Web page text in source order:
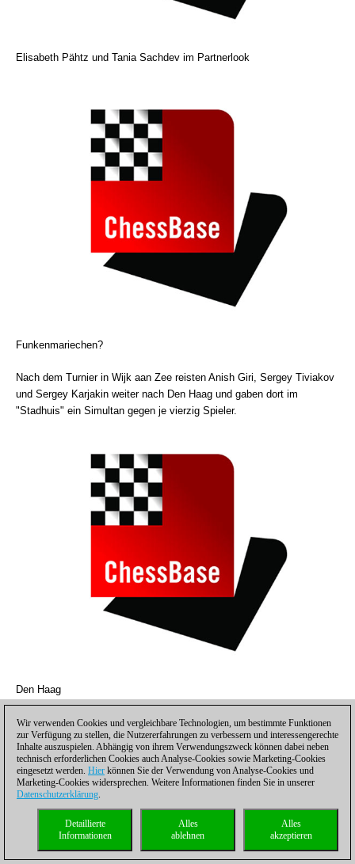
Elisabeth Pähtz und Tania Sachdev im Partnerlook
Funkenmariechen?
Nach dem Turnier in Wijk aan Zee reisten Anish Giri, Sergey Tiviakov
und Sergey Karjakin weiter nach Den Haag und gaben dort im
"Stadhuis" ein Simultan gegen je vierzig Spieler.
Den Haag
Wir verwenden Cookies und vergleichbare Technologien, um bestimmte Funktionen
zur Verfügung zu stellen, die Nutzererfahrungen zu verbessern und interessengerechte
Inhalte auszuspielen. Abhängig von ihrem Verwendungszweck können dabei neben
technisch erforderlichen Cookies auch Analyse-Cookies sowie Marketing-Cookies
eingesetzt werden. Hier können Sie der Verwendung von Analyse-Cookies und
Marketing-Cookies widersprechen. Weitere Informationen finden Sie in unserer
Datenschutzerklärung.
Alles
akzeptieren
Alles
ablehnen
Detaillierte
Informationen